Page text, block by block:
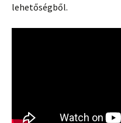
lehetőségből.